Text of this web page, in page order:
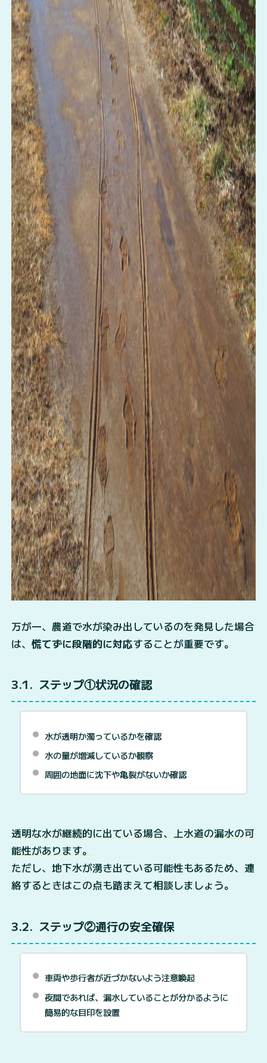
万が一、農道で水が染み出しているのを発見した場合
は、慌てずに段階的に対応することが重要です。
3.1 ステップ①状況の確認
水が透明か濁っているかを確認
水の量が増減しているか観察
周囲の地面に沈下や亀裂がないか確認
透明な水が継続的に出ている場合、上水道の漏水の可
能性があります。
ただし、地下水が湧き出ている可能性もあるため、連
絡するときはこの点も踏まえて相談しましょう。
3.2 ステップ②通行の安全確保
車両や歩行者が近づかないよう注意喚起
夜間であれば、漏水していることが分かるように
簡易的な目印を設置